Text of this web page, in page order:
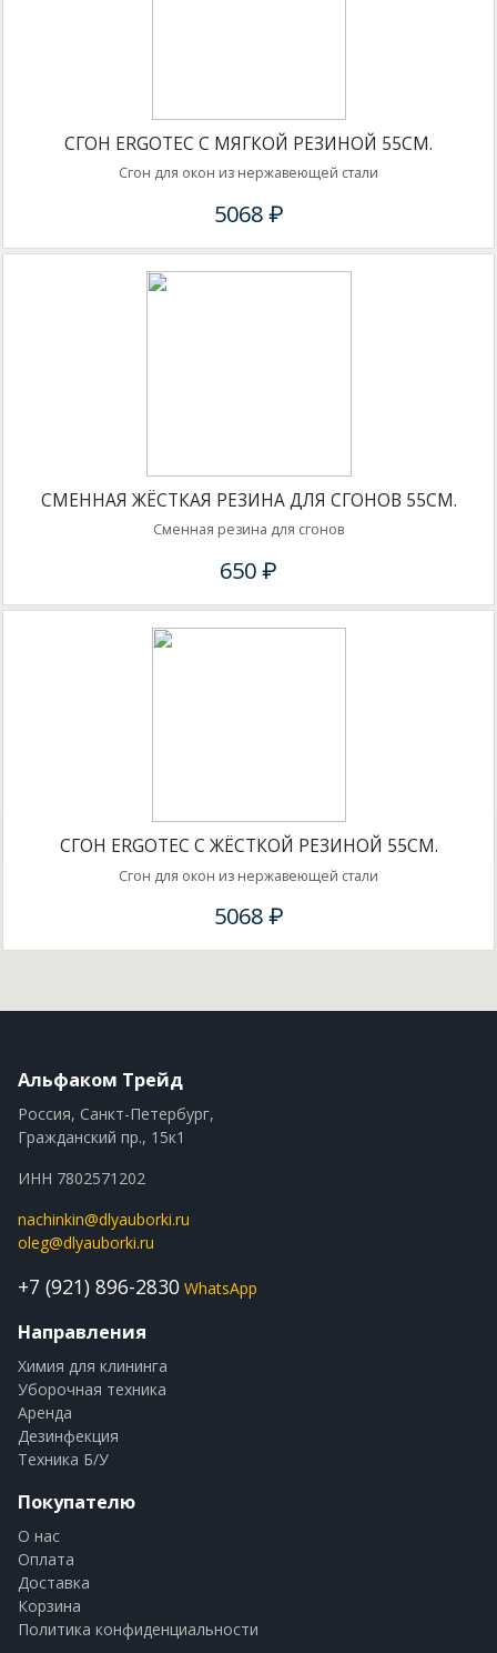
СГОН ERGOTEC С МЯГКОЙ РЕЗИНОЙ 55СМ.
Сгон для окон из нержавеющей стали
5068 ₽
СМЕННАЯ ЖЁСТКАЯ РЕЗИНА ДЛЯ СГОНОВ 55СМ.
Сменная резина для сгонов
650 ₽
СГОН ERGOTEC С ЖЁСТКОЙ РЕЗИНОЙ 55СМ.
Сгон для окон из нержавеющей стали
5068 ₽
Альфаком Трейд
Россия, Санкт-Петербург,
Гражданский пр., 15к1
ИНН 7802571202
nachinkin@dlyauborki.ru
oleg@dlyauborki.ru
+7 (921) 896-2830 WhatsApp
Направления
Химия для клининга
Уборочная техника
Аренда
Дезинфекция
Техника Б/У
Покупателю
О нас
Оплата
Доставка
Корзина
Политика конфиденциальности